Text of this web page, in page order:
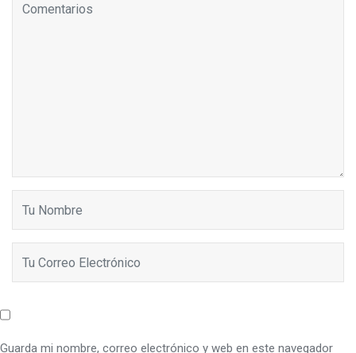
Guarda mi nombre, correo electrónico y web en este navegador